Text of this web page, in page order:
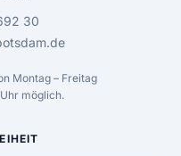
30
Montag – Freitag
möglich.